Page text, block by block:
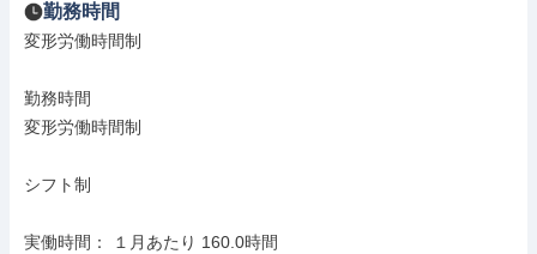
勤務時間
変形労働時間制
勤務時間
変形労働時間制
シフト制
実働時間： １月あたり 160.0時間